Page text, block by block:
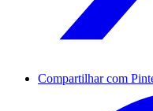
Compartilhar com